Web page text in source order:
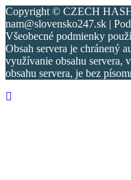
Copyright © CZECH
nam@slovensko247.sk |
Všeobecné podmienky
Obsah servera je chránený
využívanie obsahu servera,
obsahu servera, je bez